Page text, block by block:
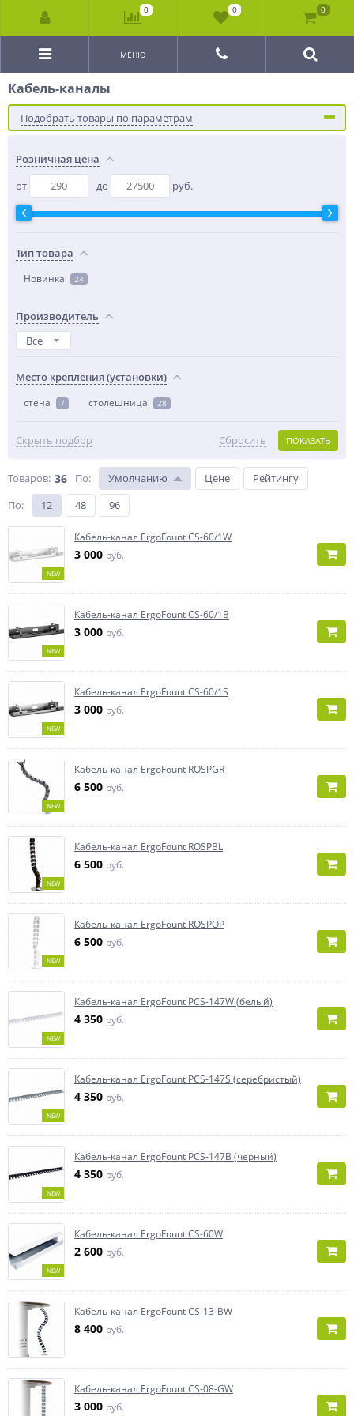
МЕНЮ
Кабель-каналы
Подобрать товары по параметрам
Розничная цена
от
до руб.
Тип товара
Новинка 24
Производитель
Все
Место крепления (установки)
стена 7 столешница 28
Скрыть подбор ПОКАЗАТЬ
Сбросить
Товаров: 36 По: Умолчанию Цене
Рейтингу
По: 12 48 96
NEW
Кабель-канал ErgoFount CS-60/1W
3 000 руб.
NEW
Кабель-канал ErgoFount CS-60/1B
3 000 руб.
NEW
Кабель-канал ErgoFount CS-60/1S
3 000 руб.
NEW
Кабель-канал ErgoFount ROSPGR
6 500 руб.
NEW
Кабель-канал ErgoFount ROSPBL
6 500 руб.
NEW
Кабель-канал ErgoFount ROSPOP
6 500 руб.
NEW
Кабель-канал ErgoFount PCS-147W (белый)
4 350 руб.
NEW
Кабель-канал ErgoFount PCS-147S (серебристый)
4 350 руб.
NEW
Кабель-канал ErgoFount PCS-147B (чёрный)
4 350 руб.
NEW
Кабель-канал ErgoFount CS-60W
2 600 руб.
Кабель-канал ErgoFount CS-13-BW
8 400 руб.
Кабель-канал ErgoFount CS-08-GW
3 000 руб.
0 0 0